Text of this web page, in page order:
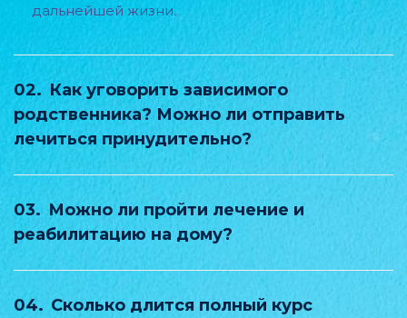
дальнейшей жизни.
02. Как уговорить зависимого
родственника? Можно ли отправить
лечиться принудительно?
03. Можно ли пройти лечение и
реабилитацию на дому?
04. Сколько длится полный курс